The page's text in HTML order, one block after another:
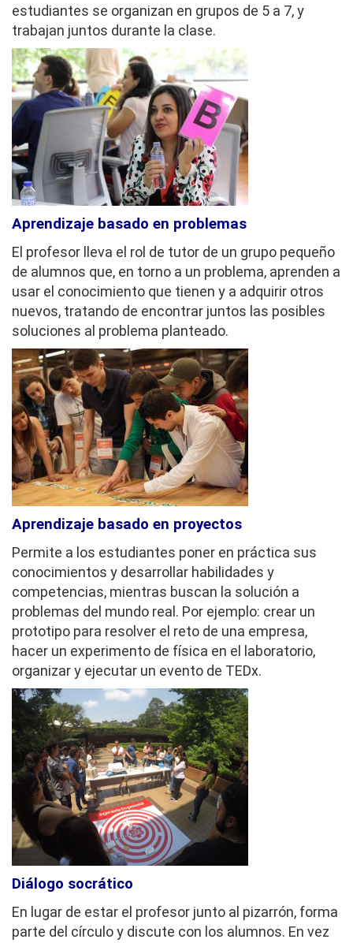
estudiantes se organizan en grupos de 5 a 7, y
trabajan juntos durante la clase.
Aprendizaje basado en problemas
El profesor lleva el rol de tutor de un grupo pequeño
de alumnos que, en torno a un problema, aprenden a
usar el conocimiento que tienen y a adquirir otros
nuevos, tratando de encontrar juntos las posibles
soluciones al problema planteado.
Aprendizaje basado en proyectos
Permite a los estudiantes poner en práctica sus
conocimientos y desarrollar habilidades y
competencias, mientras buscan la solución a
problemas del mundo real. Por ejemplo: crear un
prototipo para resolver el reto de una empresa,
hacer un experimento de física en el laboratorio,
organizar y ejecutar un evento de TEDx.
Diálogo socrático
En lugar de estar el profesor junto al pizarrón, forma
parte del círculo y discute con los alumnos. En vez